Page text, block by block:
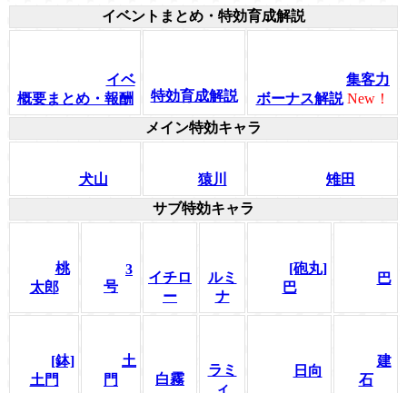
イベントまとめ・特効育成解説
イベ
概要まとめ・報酬
特効育成解説
集客力
ボーナス解説 New！
メイン特効キャラ
犬山 猿川
雉田
サブ特効キャラ
桃
太郎
3
号
イチロ
ー
ルミ
ナ
[砲丸]
巴
巴
[鉢]
土門
土
門
白霧
ラミ
ィ
日向
建
石